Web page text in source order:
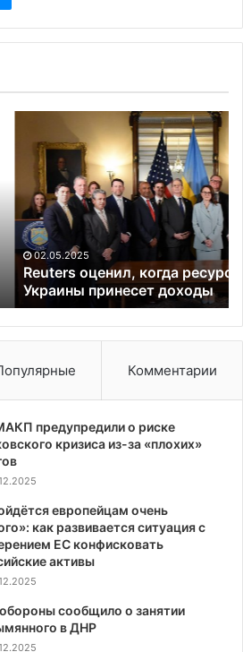
ресурсная сделка США и
доходы
5
Комментарии
предупредили о риске
кризиса из-за «плохих»
европейцам очень
как развивается ситуация с
ЕС конфисковать
активы
сообщило о занятии
в ДНР